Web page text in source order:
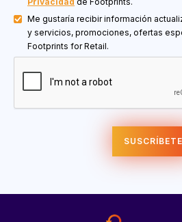
Me gustaría recibir información
y servicios, promociones, ofertas
Footprints for Retail.